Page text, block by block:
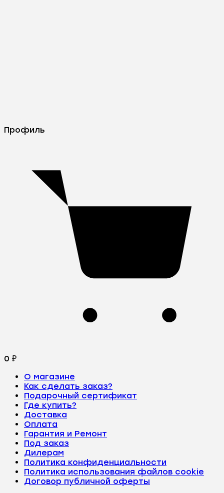
Профиль
0 ₽
О магазине
Как сделать заказ?
Подарочный сертификат
Где купить?
Доставка
Оплата
Гарантия и Ремонт
Под заказ
Дилерам
Политика конфиденциальности
Политика использования файлов cookie
Договор публичной оферты